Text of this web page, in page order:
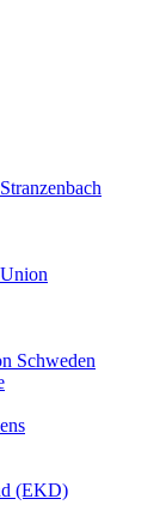
Schweden
(EKD)